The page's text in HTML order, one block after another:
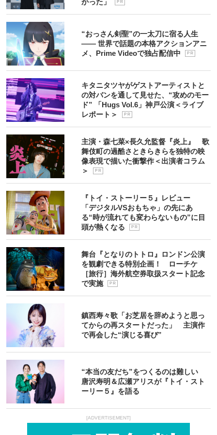
P R
“おっさん剣聖”の一太刀に宿る人生
―― 世界で話題の本格アクションアニ
メ、Prime Videoで独占配信中
P R
キタニタツヤがゲストアーティストと
の対バンを通して見せた、“攻めのモー
ド” 「Hugs Vol.6」神戸公演＜ライブ
レポート＞
P R
主演・森七菜×長久允監督『炎上』 歌
舞伎町の過酷さときらきらを独特の映
像表現で描いた衝撃作＜出演者コラム
＞
P R
『トイ・ストーリー５』レビュー
「デジタルVSおもちゃ」の先にあ
る“時が流れても変わらないもの”に目
頭が熱くなる
P R
舞台『となりのトトロ』ロンドン公演
を観劇できる特別企画！ ローチケ
［旅行］海外航空券取扱スタート記念
で実施
P R
鎮西寿々歌「お芝居を辞めようと思っ
てからの再スタートだった」 主演作
で再会した“演じる喜び”
“本当の友だち”をつくるのは難しい
唐沢寿明＆広瀬アリスが『トイ・スト
ーリー５』を語る
[ADVERTISEMENT]